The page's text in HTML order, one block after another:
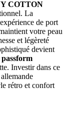
COTTON
La
de port
votre peau
et légèreté
devient
passform
Investir dans ce
rétro et confort